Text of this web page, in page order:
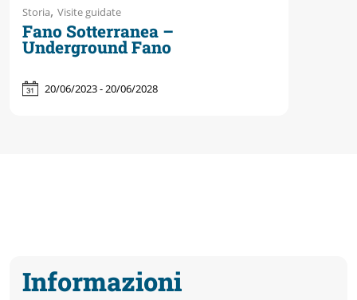
Storia, Visite guidate
Fano Sotterranea –
Underground Fano
20/06/2023 - 20/06/2028
Informazioni